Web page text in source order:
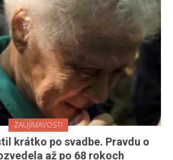
ZAUJÍMAVOSTI
krátko po svadbe. Pravdu o
až po 68 rokoch